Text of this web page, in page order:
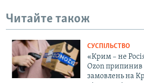
Читайте також
СУСПІЛЬСТВО
«Крим – не
Ozon
замовлень на